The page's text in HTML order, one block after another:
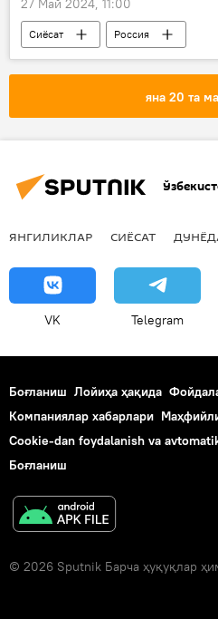
Сиёсат
Россия
Ўзбекистон - Россия
Владимир Путин
яна 20 та
ЯНГИЛИКЛАР СИЁСАТ
VK Telegram
Боғланиш Лойиҳа ҳақида
Компаниялар хабарлари
Cookie-dan foydalanish va
Боғланиш
© 2026 Sputnik Барча ҳуқуқлар